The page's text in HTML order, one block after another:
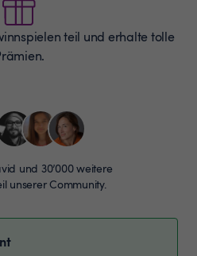
teil und erhalte tolle
und 30’000 weitere
unserer Community.